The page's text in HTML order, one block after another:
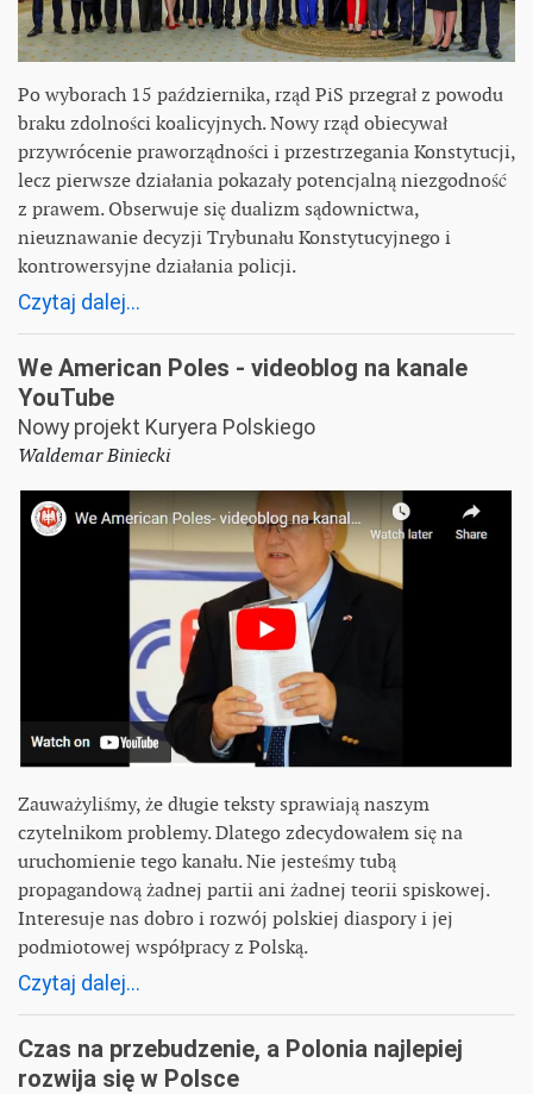
Po wyborach 15 października, rząd PiS przegrał z powodu
braku zdolności koalicyjnych. Nowy rząd obiecywał
przywrócenie praworządności i przestrzegania Konstytucji,
lecz pierwsze działania pokazały potencjalną niezgodność
z prawem. Obserwuje się dualizm sądownictwa,
nieuznawanie decyzji Trybunału Konstytucyjnego i
kontrowersyjne działania policji.
Czytaj dalej...
We American Poles - videoblog na kanale
YouTube
Nowy projekt Kuryera Polskiego
Waldemar Biniecki
Zauważyliśmy, że długie teksty sprawiają naszym
czytelnikom problemy. Dlatego zdecydowałem się na
uruchomienie tego kanału. Nie jesteśmy tubą
propagandową żadnej partii ani żadnej teorii spiskowej.
Interesuje nas dobro i rozwój polskiej diaspory i jej
podmiotowej współpracy z Polską.
Czytaj dalej...
Czas na przebudzenie, a Polonia najlepiej
rozwija się w Polsce